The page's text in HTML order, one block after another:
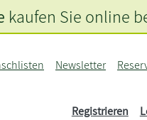
Newsletter
Registrieren
kaufen Sie online